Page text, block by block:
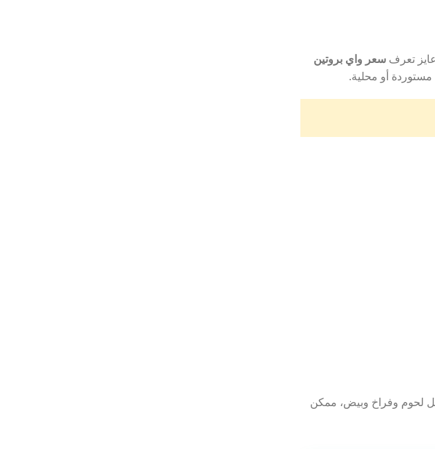
تعرف سعر واي بروتين
مستوردة أو محلية.
بروتين. لو بتاكل لحوم وفراخ وبيض، ممكن